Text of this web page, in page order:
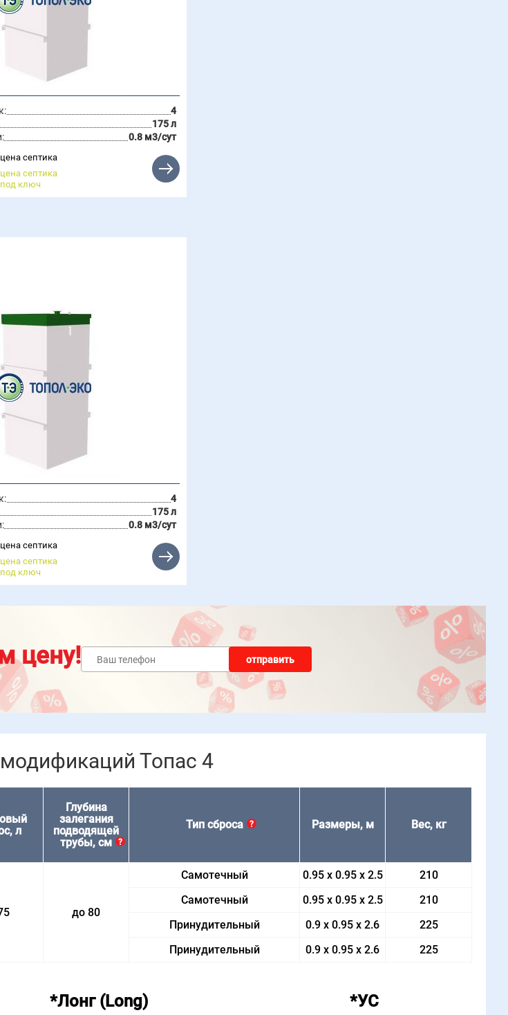
4
175 л
0.8 м3/сут
цена септика
цена септика
под ключ
4
175 л
0.8 м3/сут
цена септика
цена септика
под ключ
цену! отправить
Топас 4
л
Глубина
залегания
подводящей
трубы, см
?
Тип сброса ? Размеры, м Вес, кг
до 80
Самотечный 0.95 x 0.95 x 2.5
210
Самотечный 0.95 x 0.95 x 2.5
210
Принудительный 0.9 x 0.95 x 2.6
225
Принудительный 0.9 x 0.95 x 2.6 225
*Лонг (Long) *УС